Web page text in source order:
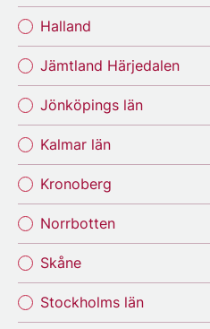
Halland
Jämtland Härjedalen
Jönköpings län
Kalmar län
Kronoberg
Norrbotten
Skåne
Stockholms län